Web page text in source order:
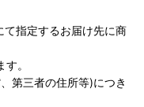
指定するお届け先に商
。
三者の住所等)につき